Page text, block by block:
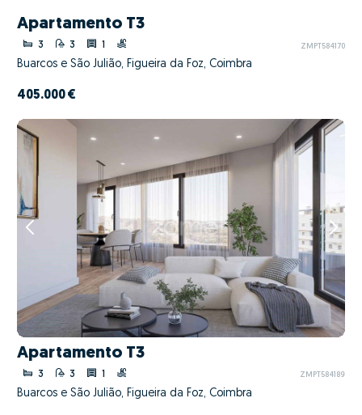
Apartamento T3
3 3 ZMPT584170
Buarcos e São Julião, Figueira da Foz, Coimbra
405.000 €
Apartamento T3
3 3 1 ZMPT584189
Buarcos e São Julião, Figueira da Foz, Coimbra